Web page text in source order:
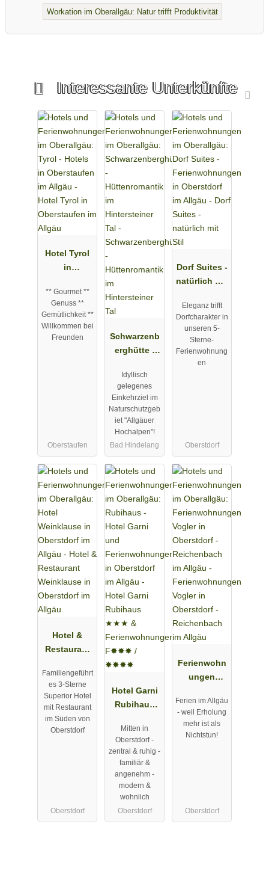
Interessante Unterkünfte
Hotel Tyrol
in
im Allgäu
** Gourmet **
Genuss **
Gemütlichkeit **
Willkommen bei
Freunden
Oberstaufen
Schwarzenb
erghütte -
ntik im
Hintersteiner
Tal
Idyllisch
gelegenes
Einkehrziel im
Naturschutzgeb
iet "Allgäuer
Hochalpen"!
Bad Hindelang
Dorf Suites -
natürlich mit
Eleganz trifft
Dorfcharakter in
unseren 5-
Sterne-
Ferienwohnung
en
Oberstdorf
Hotel &
Restaurant
in
im Allgäu
Familiengeführt
es 3-Sterne
Superior Hotel
mit Restaurant
im Süden von
Oberstdorf
Oberstdorf
Hotel Garni
Rubihaus
Ferienwohn
F✸✸✸ /
✸✸✸✸
Mitten in
Oberstdorf -
zentral & ruhig -
familiär &
angenehm -
modern &
wohnlich
Oberstdorf
Ferienwohn
ungen
Oberstdorf -
Reichenbac
h im Allgäu
Ferien im Allgäu
- weil Erholung
mehr ist als
Nichtstun!
Oberstdorf
Workation im Oberallgäu: Natur trifft Produktivität